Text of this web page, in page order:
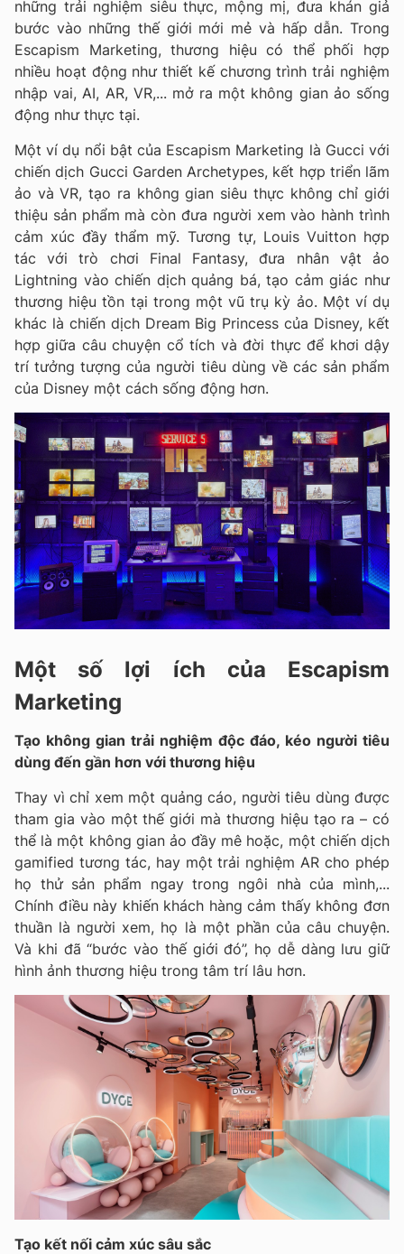
những trải nghiệm siêu thực, mộng mị, đưa khán giả
bước vào những thế giới mới mẻ và hấp dẫn. Trong
Escapism Marketing, thương hiệu có thể phối hợp
nhiều hoạt động như thiết kế chương trình trải nghiệm
nhập vai, AI, AR, VR,... mở ra một không gian ảo sống
động như thực tại.
Một ví dụ nổi bật của Escapism Marketing là Gucci với
chiến dịch Gucci Garden Archetypes, kết hợp triển lãm
ảo và VR, tạo ra không gian siêu thực không chỉ giới
thiệu sản phẩm mà còn đưa người xem vào hành trình
cảm xúc đầy thẩm mỹ. Tương tự, Louis Vuitton hợp
tác với trò chơi Final Fantasy, đưa nhân vật ảo
Lightning vào chiến dịch quảng bá, tạo cảm giác như
thương hiệu tồn tại trong một vũ trụ kỳ ảo. Một ví dụ
khác là chiến dịch Dream Big Princess của Disney, kết
hợp giữa câu chuyện cổ tích và đời thực để khơi dậy
trí tưởng tượng của người tiêu dùng về các sản phẩm
của Disney một cách sống động hơn.
Một số lợi ích của Escapism
Marketing
Tạo không gian trải nghiệm độc đáo, kéo người tiêu
dùng đến gần hơn với thương hiệu
Thay vì chỉ xem một quảng cáo, người tiêu dùng được
tham gia vào một thế giới mà thương hiệu tạo ra – có
thể là một không gian ảo đầy mê hoặc, một chiến dịch
gamified tương tác, hay một trải nghiệm AR cho phép
họ thử sản phẩm ngay trong ngôi nhà của mình,...
Chính điều này khiến khách hàng cảm thấy không đơn
thuần là người xem, họ là một phần của câu chuyện.
Và khi đã “bước vào thế giới đó”, họ dễ dàng lưu giữ
hình ảnh thương hiệu trong tâm trí lâu hơn.
Tạo kết nối cảm xúc sâu sắc